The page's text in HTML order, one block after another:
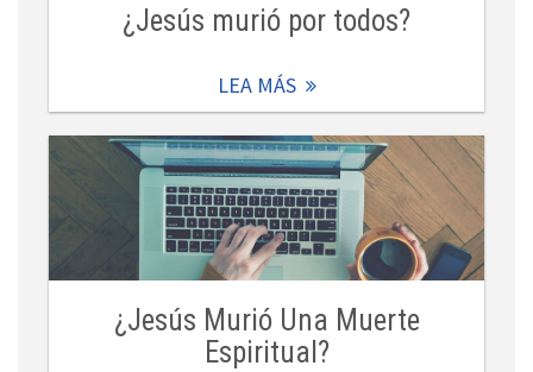
¿Jesús murió por todos?
LEA MÁS
¿Jesús Murió Una Muerte
Espiritual?